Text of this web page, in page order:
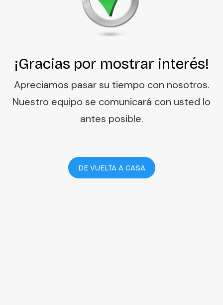
¡Gracias por mostrar interés!
Apreciamos pasar su tiempo con nosotros.
Nuestro equipo se comunicará con usted lo
antes posible.
DE VUELTA A CASA